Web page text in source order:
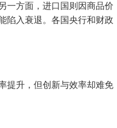
一方面，进口国则因商品价
陷入衰退。各国央行和财政
提升，但创新与效率却难免